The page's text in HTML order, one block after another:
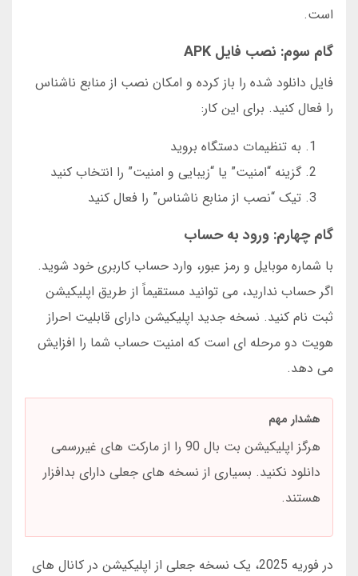
است.
گام سوم: نصب فایل APK
فایل دانلود شده را باز کرده و امکان نصب از منابع ناشناس
را فعال کنید. برای این کار:
به تنظیمات دستگاه بروید
گزینه “امنیت” یا “زیبایی و امنیت” را انتخاب کنید
تیک “نصب از منابع ناشناس” را فعال کنید
گام چهارم: ورود به حساب
با شماره موبایل و رمز عبور، وارد حساب کاربری خود شوید.
اگر حساب ندارید، می توانید مستقیماً از طریق اپلیکیشن
ثبت نام کنید. نسخه جدید اپلیکیشن دارای قابلیت احراز
هویت دو مرحله ای است که امنیت حساب شما را افزایش
می دهد.
هشدار مهم
هرگز اپلیکیشن بت بال 90 را از مارکت های غیررسمی
دانلود نکنید. بسیاری از نسخه های جعلی دارای بدافزار
هستند.
در فوریه 2025، یک نسخه جعلی از اپلیکیشن در کانال های